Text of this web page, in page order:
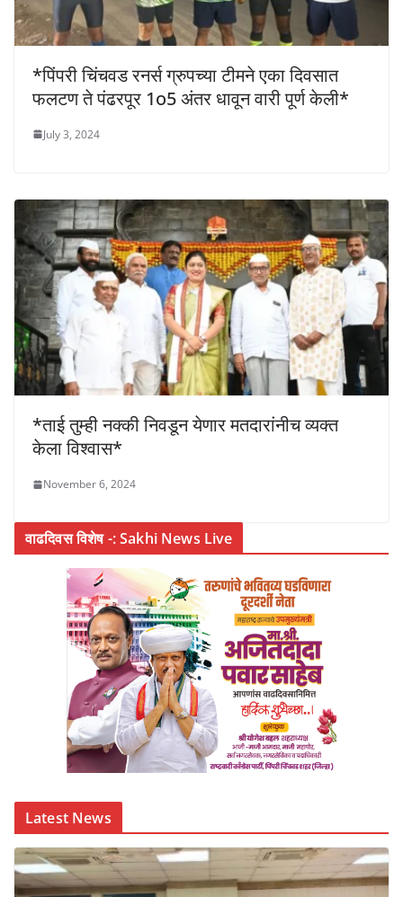
*पिंपरी चिंचवड रनर्स ग्रुपच्या टीमने एका दिवसात
फलटण ते पंढरपूर 1o5 अंतर धावून वारी पूर्ण केली*
July 3, 2024
*ताई तुम्ही नक्की निवडून येणार मतदारांनीच व्यक्त
केला विश्वास*
November 6, 2024
वाढदिवस विशेष -: Sakhi News Live
Latest News